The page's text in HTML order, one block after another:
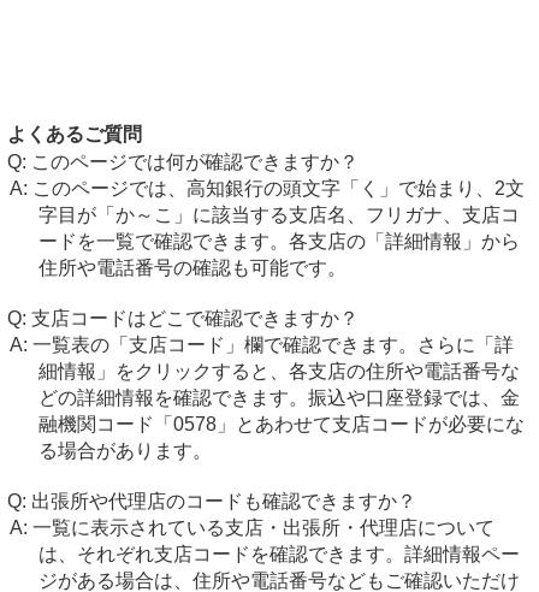
よくあるご質問
このページでは何が確認できますか？
このページでは、高知銀行の頭文字「く」で始まり、2文
字目が「か～こ」に該当する支店名、フリガナ、支店コ
ードを一覧で確認できます。各支店の「詳細情報」から
住所や電話番号の確認も可能です。
支店コードはどこで確認できますか？
一覧表の「支店コード」欄で確認できます。さらに「詳
細情報」をクリックすると、各支店の住所や電話番号な
どの詳細情報を確認できます。振込や口座登録では、金
融機関コード「0578」とあわせて支店コードが必要にな
る場合があります。
出張所や代理店のコードも確認できますか？
一覧に表示されている支店・出張所・代理店について
は、それぞれ支店コードを確認できます。詳細情報ペー
ジがある場合は、住所や電話番号などもご確認いただけ